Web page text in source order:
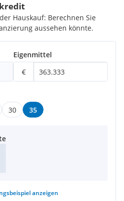
Hauskauf: Berechnen Sie
aussehen könnte.
Eigenmittel
€
30 35
anzeigen